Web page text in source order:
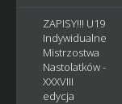
ZAPISY!!! U19
Indywidualne
Mistrzostwa
Nastolatków -
XXXVIII
edycja